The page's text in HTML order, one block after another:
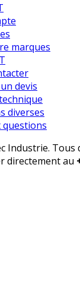
marques
devis
diverses
questions
Industrie. Tous
directement au